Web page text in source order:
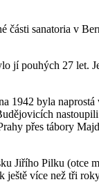
části sanatoria v
jí pouhých 27 let.
1942 byla
přes tábory
Jiřího Pilku (otce
ještě více než tři